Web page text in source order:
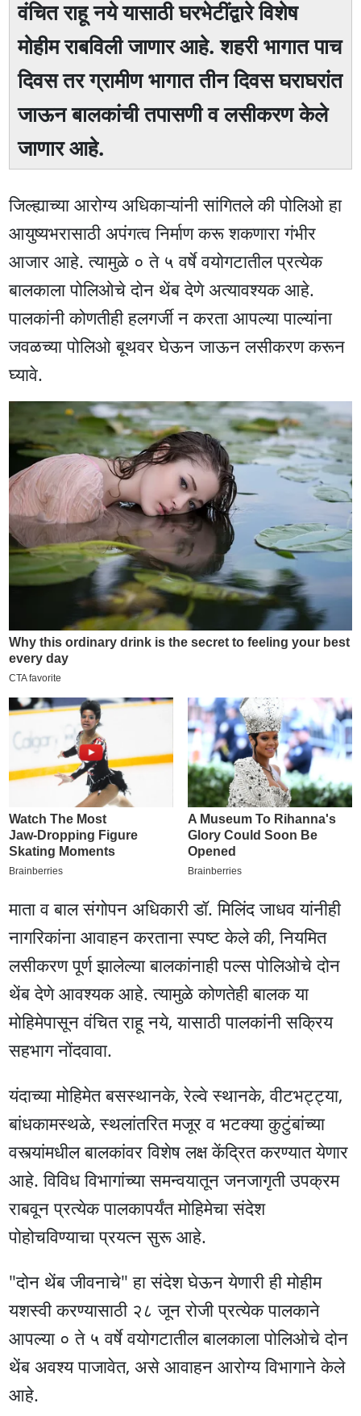
वंचित राहू नये यासाठी घरभेटींद्वारे विशेष
मोहीम राबविली जाणार आहे. शहरी भागात पाच
दिवस तर ग्रामीण भागात तीन दिवस घराघरांत
जाऊन बालकांची तपासणी व लसीकरण केले
जाणार आहे.
जिल्ह्याच्या आरोग्य अधिकाऱ्यांनी सांगितले की पोलिओ हा
आयुष्यभरासाठी अपंगत्व निर्माण करू शकणारा गंभीर
आजार आहे. त्यामुळे ० ते ५ वर्षे वयोगटातील प्रत्येक
बालकाला पोलिओचे दोन थेंब देणे अत्यावश्यक आहे.
पालकांनी कोणतीही हलगर्जी न करता आपल्या पाल्यांना
जवळच्या पोलिओ बूथवर घेऊन जाऊन लसीकरण करून
घ्यावे.
माता व बाल संगोपन अधिकारी डॉ. मिलिंद जाधव यांनीही
नागरिकांना आवाहन करताना स्पष्ट केले की, नियमित
लसीकरण पूर्ण झालेल्या बालकांनाही पल्स पोलिओचे दोन
थेंब देणे आवश्यक आहे. त्यामुळे कोणतेही बालक या
मोहिमेपासून वंचित राहू नये, यासाठी पालकांनी सक्रिय
सहभाग नोंदवावा.
यंदाच्या मोहिमेत बसस्थानके, रेल्वे स्थानके, वीटभट्ट्या,
बांधकामस्थळे, स्थलांतरित मजूर व भटक्या कुटुंबांच्या
वस्त्यांमधील बालकांवर विशेष लक्ष केंद्रित करण्यात येणार
आहे. विविध विभागांच्या समन्वयातून जनजागृती उपक्रम
राबवून प्रत्येक पालकापर्यंत मोहिमेचा संदेश
पोहोचविण्याचा प्रयत्न सुरू आहे.
"दोन थेंब जीवनाचे" हा संदेश घेऊन येणारी ही मोहीम
यशस्वी करण्यासाठी २८ जून रोजी प्रत्येक पालकाने
आपल्या ० ते ५ वर्षे वयोगटातील बालकाला पोलिओचे दोन
थेंब अवश्य पाजावेत, असे आवाहन आरोग्य विभागाने केले
आहे.